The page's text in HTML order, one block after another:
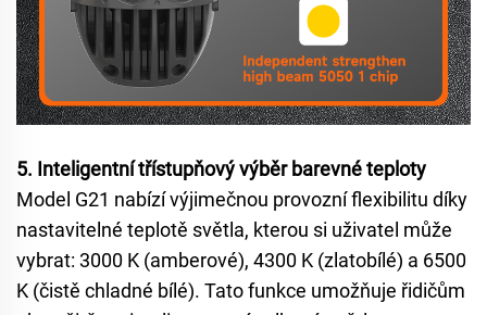
5. Inteligentní třístupňový výběr barevné teploty
Model G21 nabízí výjimečnou provozní flexibilitu díky
nastavitelné teplotě světla, kterou si uživatel může
vybrat: 3000 K (amberové), 4300 K (zlatobílé) a 6500
K (čistě chladné bílé). Tato funkce umožňuje řidičům